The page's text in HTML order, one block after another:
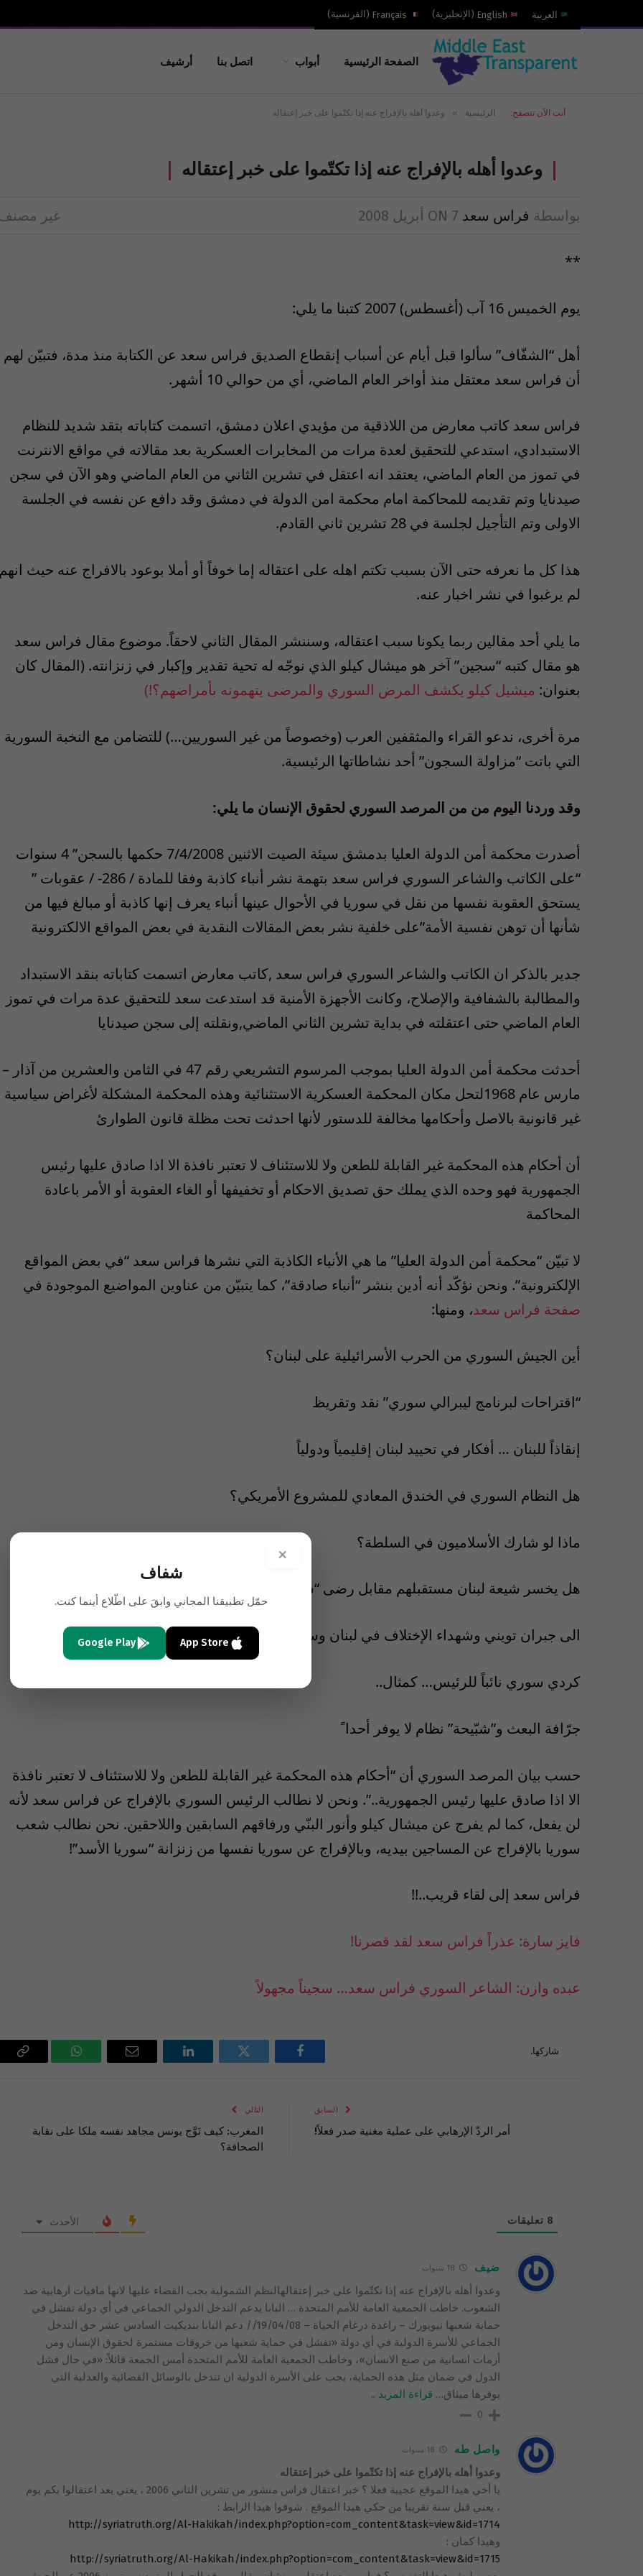
العربية English
( الإنجليزية)
Français
( الفرنسية)
الصفحة الرئيسية أبواب اتصل بنا أرشيف
أنت الآن تتصفح: الرئيسية » وعدوا أهله بالإفراج عنه إذا تكتّموا على خبر إعتقاله
وعدوا أهله بالإفراج عنه إذا تكتّموا على خبر إعتقاله
بواسطة فراس سعد ON 7 أبريل 2008 غير
**
يوم الخميس 16 آب (أغسطس) 2007 كتبنا ما يلي:
أهل “الشفّاف” سألوا قبل أيام عن أسباب إنقطاع الصديق فراس سعد عن الكتابة منذ مدة، فتبيّن لهم
أن فراس سعد معتقل منذ أواخر العام الماضي، أي من حوالي 10 أشهر.
فراس سعد كاتب معارض من اللاذقية من مؤيدي اعلان دمشق، اتسمت كتاباته بتقد شديد للنظام
الاستبدادي، استدعي للتحقيق لعدة مرات من المخابرات العسكرية بعد مقالاته في مواقع الانترنت
في تموز من العام الماضي، يعتقد انه اعتقل في تشرين الثاني من العام الماضي وهو الآن في سجن
صيدنايا وتم تقديمه للمحاكمة امام محكمة امن الدولة في دمشق وقد دافع عن نفسه في الجلسة
الاولى وتم التأجيل لجلسة في 28 تشرين ثاني القادم.
هذا كل ما نعرفه حتى الآن بسبب تكتم اهله على اعتقاله إما خوفاً أو أملا بوعود بالافراج عنه حيث انهم
لم يرغبوا في نشر اخبار عنه.
ما يلي أحد مقالين ربما يكونا سبب اعتقاله، وسننشر المقال الثاني لاحقاً. موضوع مقال فراس سعد
هو مقال كتبه “سجين” آخر هو ميشال كيلو الذي نوجّه له تحية تقدير وإكبار في زنزانته. (المقال كان
بعنوان: ميشيل كيلو يكشف المرض السوري والمرضى يتهمونه بأمراضهم؟!)
مرة أخرى، ندعو القراء والمثقفين العرب (وخصوصاً من غير السوريين…) للتضامن مع النخبة السورية
التي باتت “مزاولة السجون” أحد نشاطاتها الرئيسية.
وقد وردنا اليوم من من المرصد السوري لحقوق الإنسان ما يلي:
أصدرت محكمة أمن الدولة العليا بدمشق سيئة الصيت الاثنين 7/4/2008 حكمها بالسجن” 4 سنوات
“على الكاتب والشاعر السوري فراس سعد بتهمة نشر أنباء كاذبة وفقا للمادة / 286- / عقوبات ”
يستحق العقوبة نفسها من نقل في سوريا في الأحوال عينها أنباء يعرف إنها كاذبة أو مبالغ فيها من
شأنها أن توهن نفسية الأمة”على خلفية نشر بعض المقالات النقدية في بعض المواقع الالكترونية
جدير بالذكر ان الكاتب والشاعر السوري فراس سعد ,كاتب معارض اتسمت كتاباته بنقد الاستبداد
والمطالبة بالشفافية والإصلاح، وكانت الأجهزة الأمنية قد استدعت سعد للتحقيق عدة مرات في تموز
العام الماضي حتى اعتقلته في بداية تشرين الثاني الماضي,ونقلته إلى سجن صيدنايا
أحدثت محكمة أمن الدولة العليا بموجب المرسوم التشريعي رقم 47 في الثامن والعشرين من آذار –
مارس عام 1968لتحل مكان المحكمة العسكرية الاستثنائية وهذه المحكمة المشكلة لأغراض سياسية
غير قانونية بالاصل وأحكامها مخالفة للدستور لأنها احدثت تحت مظلة قانون الطوارئ
أن أحكام هذه المحكمة غير القابلة للطعن ولا للاستئناف لا تعتبر نافذة الا اذا صادق عليها رئيس
الجمهورية فهو وحده الذي يملك حق تصديق الاحكام أو تخفيفها أو الغاء العقوبة أو الأمر باعادة
المحاكمة
لا تبيّن “محكمة أمن الدولة العليا” ما هي الأنباء الكاذبة التي نشرها فراس سعد “في بعض المواقع
الإلكترونية”. ونحن نؤكّد أنه أدين بنشر “أنباء صادقة”، كما يتبيّن من عناوين المواضيع الموجودة في
صفحة فراس سعد، ومنها:
أين الجيش السوري من الحرب الأسرائيلية على لبنان؟
“اقتراحات لبرنامج ليبرالي سوري” نقد وتقريظ
إنقاذاً للبنان … أفكار في تحييد لبنان إقليمياً ودولياً
هل النظام السوري في الخندق المعادي للمشروع الأمريكي؟
ماذا لو شارك الأسلاميون في السلطة؟
هل يخسر شيعة لبنان مستقبلهم مقابل رضى “سورية”؟
الى جبران تويني وشهداء الإختلاف في لبنان وسورية
كردي سوري نائباً للرئيس… كمثال..
جرّافة البعث و”شبّيحة” نظام لا يوفر أحدا ً
حسب بيان المرصد السوري أن “أحكام هذه المحكمة غير القابلة للطعن ولا للاستئناف لا تعتبر نافذة
الا اذا صادق عليها رئيس الجمهورية..”. ونحن لا نطالب الرئيس السوري بالإفراج عن فراس سعد لأنه
لن يفعل، كما لم يفرج عن ميشال كيلو وأنور البنّي ورفاقهم السابقين واللاحقين. نحن نطالب شعب
سوريا بالإفراج عن المساجين بيديه، وبالإفراج عن سوريا نفسها من زنزانة “سوريا الأسد”!
فراس سعد إلى لقاء قريب..!!
فايز سارة: عذراً فراس سعد لقد قصرنا!
عبده وازن: الشاعر السوري فراس سعد… سجيناً مجهولاً
شاركها.
فيسبوك تويتر لينكدإن
البريد
واتساب
السابق
أمر الردّ الإرهابي على عملية مغنية صدر فعلاً!
التالي
المغرب: كيف تَوَّج يونس مجاهد نفسه ملكا على نقابة
الصحافة؟
8 تعليقات الأحدث
ضيف 18 سنوات
وعدوا أهله بالإفراج عنه إذا تكتّموا على خبر إعتقالهالنظم الشمولية يجب القضاء عليها لانها مافيات ارهابية ضد
الشعوب. خاطب الجمعية العامة للأمم المتحدة … البابا يدعم التدخل الدولي الجماعي في أي دولة تفشل في
حماية شعبها نيويورك – راغدة درغام الحياة – 19/04/08// دعم البابا بنديكيت السادس عشر حق التدخل
الجماعي للأسرة الدولية في أي دولة «تفشل في حماية شعبها من خروقات مستمرة لحقوق الإنسان ومن
أزمات انسانية من صنع الانسان»، وخاطب الجمعية العامة للأمم المتحدة أمس الجمعة قائلاً: «في حال فشل
الدول في ضمان مثل هذه الحماية، يجب على الأسرة الدولية ان تتدخل بالوسائل القضائية والعدلية التي
يوفرها ميثاق… قراءة المزيد ..
0
واصل طه
وعدوا أهله بالإفراج عنه إذا تكتّموا على خبر إعتقاله
يا أخي هيدا الموقع عجيبة فعلا ؟ خبر اعتقال فراس منشور من تشرين الثاني 2006 ، يعني بعد اعتقالوا بكم يوم
، يعني قبل سنة تقريبا من حكي هيدا الموقع . شوفوا هيدا الرابط :
http://syriatruth.org/Al-Hakikah/index.php?option=com_content&task=view&id=1714
وهيدا كمان :
http://syriatruth.org/Al-Hakikah/index.php?option=com_content&task=view&id=1715
×
شفاف
حمّل تطبيقنا المجاني وابقَ على اطّلاع أينما كنت.
App Store
Google Play